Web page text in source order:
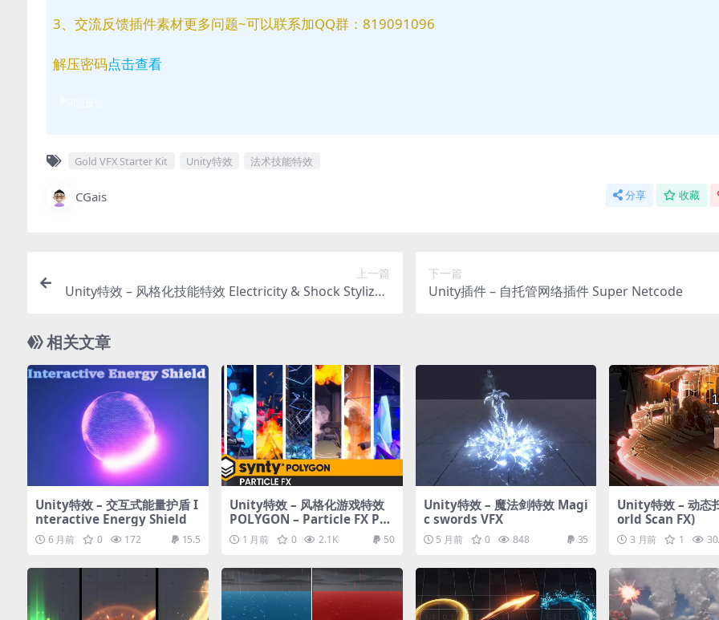
3、交流反馈插件素材更多问题~可以联系加QQ群：819091096
解压密码点击查看
Gold VFX Starter Kit Unity特效 法术技能特效
CGais 分享 收藏
上一篇
Unity特效 – 风格化技能特效 Electricity & Shock Stylized
下一篇
Unity插件 – 自托管网络插件 Super Netcode
相关文章
Unity特效 – 交互式能量护盾 I
nteractive Energy Shield
6 月前 0 172 15.5
Unity特效 – 风格化游戏特效
POLYGON – Particle FX Pac
k 1 月前 0 2.1K 50
Unity特效 – 魔法剑特效 Magi
c swords VFX
5 月前 0 848 35
Unity特效 – 动态
orld Scan FX)
3 月前 1